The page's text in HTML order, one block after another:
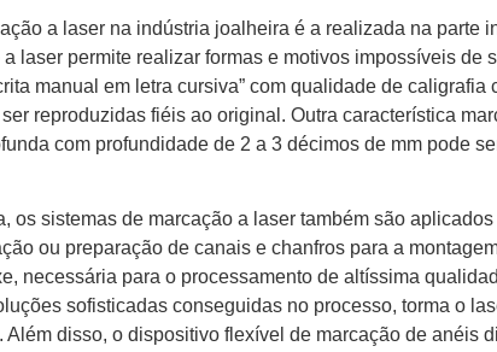
a laser na indústria joalheira é a realizada na parte
laser permite realizar formas e motivos impossíveis de
manual em letra cursiva” com qualidade de caligrafia
reproduzidas fiéis ao original. Outra característica
com profundidade de 2 a 3 décimos de mm pode
os sistemas de marcação a laser também são
ou preparação de canais e chanfros para a
necessária para o processamento de altíssima
sofisticadas conseguidas no processo, torma o
Além disso, o dispositivo flexível de marcação de anéis